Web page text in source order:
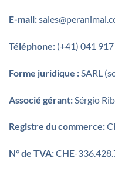
E-mail:
Téléphone: (+41) 041
Forme juridique : SARL
Associé gérant: Sérgio
Registre du commerce:
N° de TVA:CHE-